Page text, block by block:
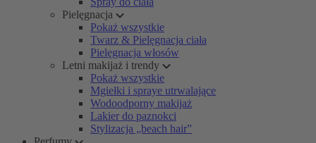
Pielęgnacja
Pokaż wszystkie
Twarz & Pielęgnacja ciała
Pielęgnacja włosów
Letni makijaż i trendy
Pokaż wszystkie
Mgiełki i spraye utrwalające
Wodoodporny makijaż
Lakier do paznokci
Stylizacja „beach hair”